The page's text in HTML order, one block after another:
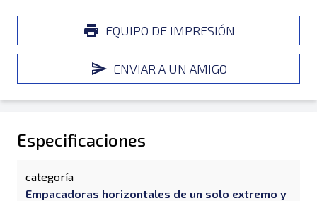
EQUIPO DE IMPRESIÓN
ENVIAR A UN AMIGO
Especificaciones
categoría
Empacadoras horizontales de un solo extremo y